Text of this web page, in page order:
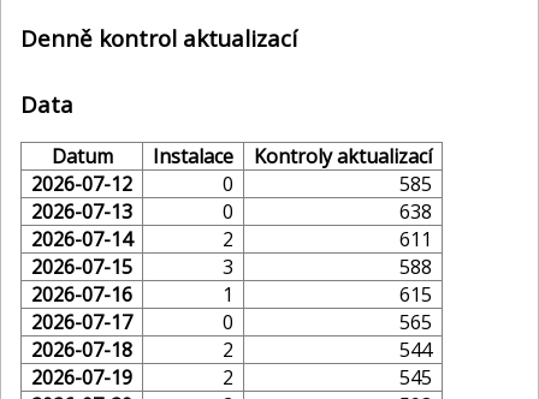
Denně kontrol aktualizací
Data
Datum Instalace
Kontroly aktualizací
2026-07-12
0
585
2026-07-13
0
638
2026-07-14
2
611
2026-07-15
3
588
2026-07-16
1
615
2026-07-17
0
565
2026-07-18
2
544
2026-07-19
2
545